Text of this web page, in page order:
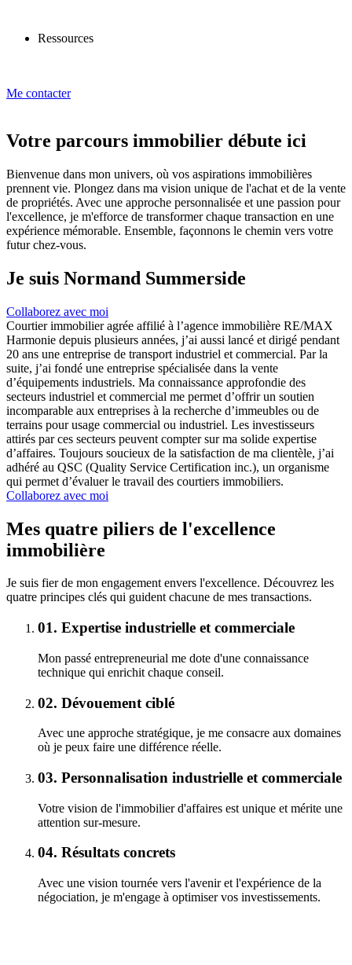
Ressources
Me contacter
Votre parcours immobilier débute ici
Bienvenue dans mon univers, où vos aspirations immobilières
prennent vie. Plongez dans ma vision unique de l'achat et de la vente
de propriétés. Avec une approche personnalisée et une passion pour
l'excellence, je m'efforce de transformer chaque transaction en une
expérience mémorable. Ensemble, façonnons le chemin vers votre
futur chez-vous.
Je suis Normand Summerside
Collaborez avec moi
Courtier immobilier agrée affilié à l’agence immobilière RE/MAX
Harmonie depuis plusieurs années, j’ai aussi lancé et dirigé pendant
20 ans une entreprise de transport industriel et commercial. Par la
suite, j’ai fondé une entreprise spécialisée dans la vente
d’équipements industriels. Ma connaissance approfondie des
secteurs industriel et commercial me permet d’offrir un soutien
incomparable aux entreprises à la recherche d’immeubles ou de
terrains pour usage commercial ou industriel. Les investisseurs
attirés par ces secteurs peuvent compter sur ma solide expertise
d’affaires. Toujours soucieux de la satisfaction de ma clientèle, j’ai
adhéré au QSC (Quality Service Certification inc.), un organisme
qui permet d’évaluer le travail des courtiers immobiliers.
Collaborez avec moi
Mes quatre piliers de l'excellence
immobilière
Je suis fier de mon engagement envers l'excellence. Découvrez les
quatre principes clés qui guident chacune de mes transactions.
01. Expertise industrielle et commerciale
Mon passé entrepreneurial me dote d'une connaissance
technique qui enrichit chaque conseil.
02. Dévouement ciblé
Avec une approche stratégique, je me consacre aux domaines
où je peux faire une différence réelle.
03. Personnalisation industrielle et commerciale
Votre vision de l'immobilier d'affaires est unique et mérite une
attention sur-mesure.
04. Résultats concrets
Avec une vision tournée vers l'avenir et l'expérience de la
négociation, je m'engage à optimiser vos investissements.